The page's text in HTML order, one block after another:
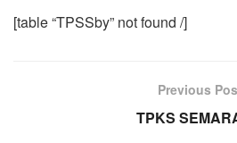
[table “TPSSby” not found /]
Previous
TPKS